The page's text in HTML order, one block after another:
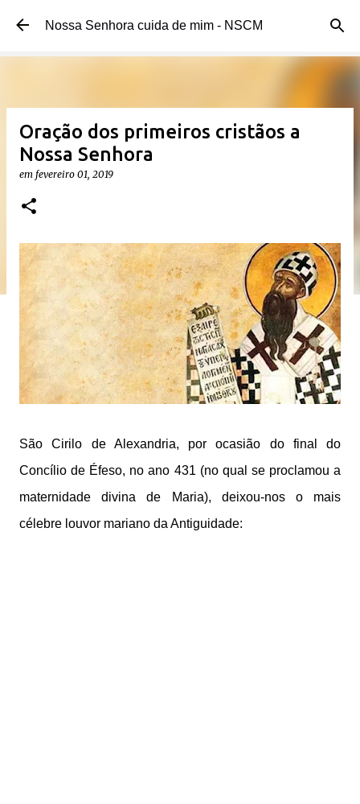
Pular para o conteúdo principal
Nossa Senhora cuida de mim - NSCM
Oração dos primeiros cristãos a
Nossa Senhora
em fevereiro 01, 2019
São Cirilo de Alexandria, por ocasião do final do
Concílio de Éfeso, no ano 431 (no qual se proclamou a
maternidade divina de Maria), deixou-nos o mais
célebre louvor mariano da Antiguidade: